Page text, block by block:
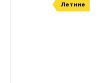
Летние